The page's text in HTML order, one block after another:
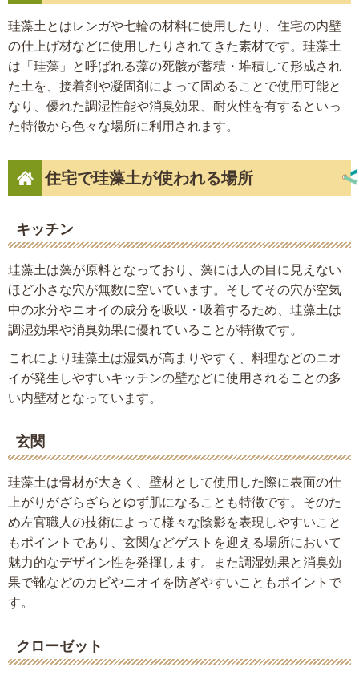
珪藻土とはレンガや七輪の材料に使用したり、住宅の内壁
の仕上げ材などに使用したりされてきた素材です。珪藻土
は「珪藻」と呼ばれる藻の死骸が蓄積・堆積して形成され
た土を、接着剤や凝固剤によって固めることで使用可能と
なり、優れた調湿性能や消臭効果、耐火性を有するといっ
た特徴から色々な場所に利用されます。
住宅で珪藻土が使われる場所
キッチン
珪藻土は藻が原料となっており、藻には人の目に見えない
ほど小さな穴が無数に空いています。そしてその穴が空気
中の水分やニオイの成分を吸収・吸着するため、珪藻土は
調湿効果や消臭効果に優れていることが特徴です。
これにより珪藻土は湿気が高まりやすく、料理などのニオ
イが発生しやすいキッチンの壁などに使用されることの多
い内壁材となっています。
玄関
珪藻土は骨材が大きく、壁材として使用した際に表面の仕
上がりがざらざらとゆず肌になることも特徴です。そのた
め左官職人の技術によって様々な陰影を表現しやすいこと
もポイントであり、玄関などゲストを迎える場所において
魅力的なデザイン性を発揮します。また調湿効果と消臭効
果で靴などのカビやニオイを防ぎやすいこともポイントで
す。
クローゼット